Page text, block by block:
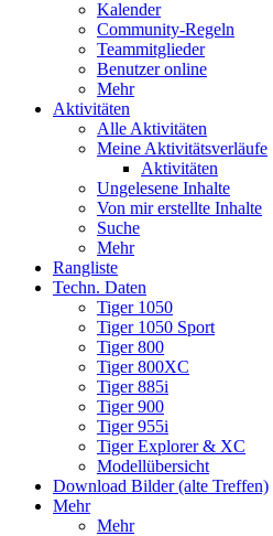
Kalender
Community-Regeln
Teammitglieder
Benutzer online
Mehr
Aktivitäten
Alle Aktivitäten
Meine Aktivitätsverläufe
Aktivitäten
Ungelesene Inhalte
Von mir erstellte Inhalte
Suche
Mehr
Rangliste
Techn. Daten
Tiger 1050
Tiger 1050 Sport
Tiger 800
Tiger 800XC
Tiger 885i
Tiger 900
Tiger 955i
Tiger Explorer & XC
Modellübersicht
Download Bilder (alte Treffen)
Mehr
Mehr